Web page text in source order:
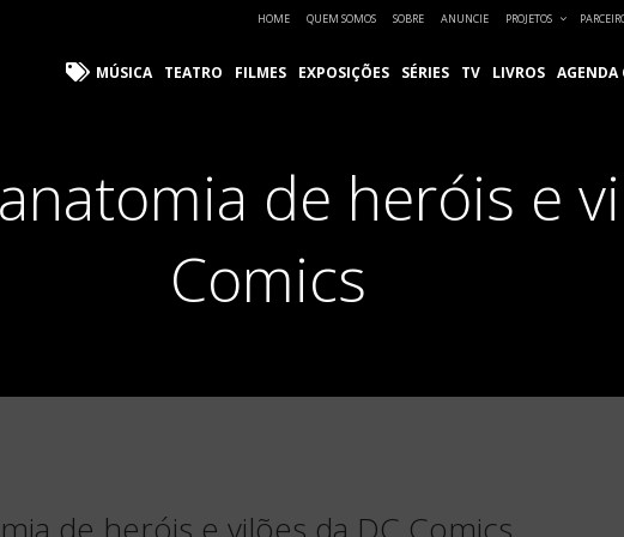
HOME QUEM SOMOS SOBRE ANUNCIE PROJETOS
MÚSICA TEATRO FILMES EXPOSIÇÕES SÉRIES TV LIVROS AGENDA
de heróis e
Comics
de heróis e vilões da DC Comics